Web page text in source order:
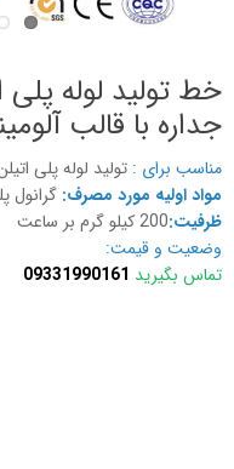
خط تولید لوله پلی
جداره با قالب
مناسب برای : تولید لوله پلی
مواد اولیه مورد مصرف: گرانول
ظرفیت:200 کیلو گرم بر ساعت
وضعیت و قیمت:
تماس بگیرید 09331990161